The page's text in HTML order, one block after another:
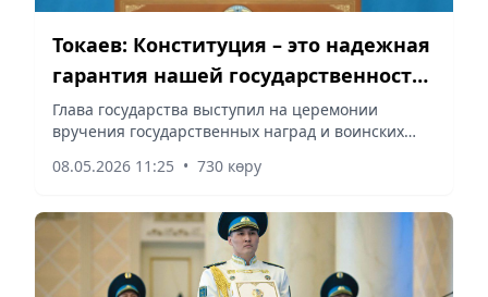
Токаев: Конституция – это надежная
гарантия нашей государственности
и Суверенитета
Глава государства выступил на церемонии
вручения государственных наград и воинских
08.05.2026 11:25 • 730 көру